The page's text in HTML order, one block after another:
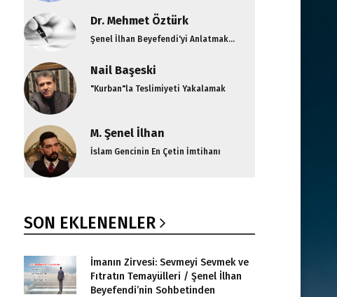
Dr. Mehmet Öztürk
Şenel İlhan Beyefendi'yi Anlatmak...
Nail Başeski
"Kurban"la Teslimiyeti Yakalamak
M. Şenel İlhan
İslam Gencinin En Çetin İmtihanı
SON EKLENENLER
İmanın Zirvesi: Sevmeyi Sevmek ve
Fıtratın Temayülleri / Şenel İlhan
Beyefendi’nin Sohbetinden